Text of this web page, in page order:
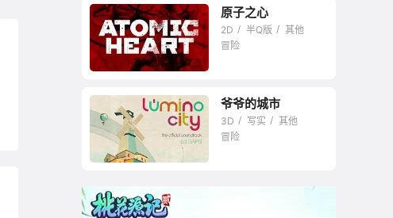
梦中的消逝国度
原子之心
2D 半Q版
其他
冒险
爷爷的城市
3D 写实
其他
冒险